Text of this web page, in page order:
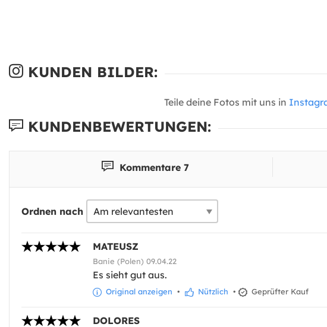
KUNDEN BILDER:
Teile deine Fotos mit uns in
KUNDENBEWERTUNGEN:
Kommentare 7
Ordnen nach
MATEUSZ
Banie (Polen) 09.04.22
Es sieht gut aus.
Original anzeigen • Nützlich • Geprüfter Kauf
DOLORES